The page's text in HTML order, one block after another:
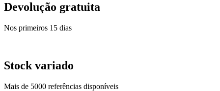
Devolução gratuita
Nos primeiros 15 dias
Stock variado
Mais de 5000 referências disponíveis